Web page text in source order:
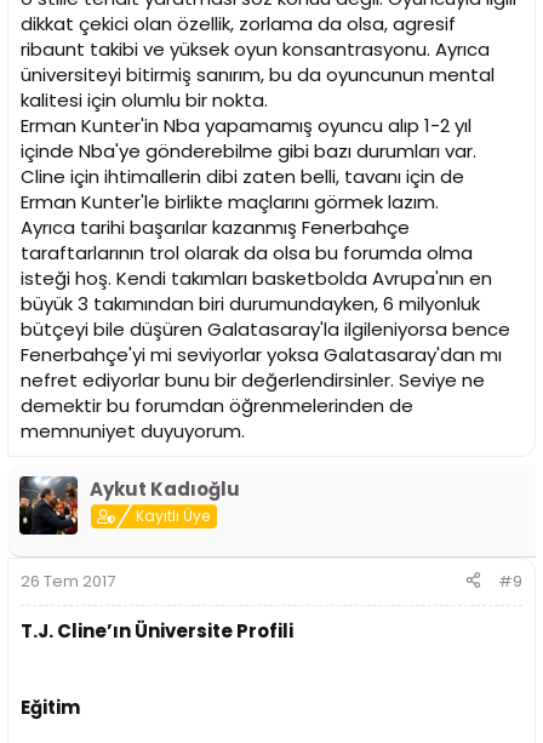
dikkat çekici olan özellik, zorlama da olsa, agresif
ribaunt takibi ve yüksek oyun konsantrasyonu. Ayrıca
üniversiteyi bitirmiş sanırım, bu da oyuncunun mental
kalitesi için olumlu bir nokta.
Erman Kunter'in Nba yapamamış oyuncu alıp 1-2 yıl
içinde Nba'ye gönderebilme gibi bazı durumları var.
Cline için ihtimallerin dibi zaten belli, tavanı için de
Erman Kunter'le birlikte maçlarını görmek lazım.
Ayrıca tarihi başarılar kazanmış Fenerbahçe
taraftarlarının trol olarak da olsa bu forumda olma
isteği hoş. Kendi takımları basketbolda Avrupa'nın en
büyük 3 takımından biri durumundayken, 6 milyonluk
bütçeyi bile düşüren Galatasaray'la ilgileniyorsa bence
Fenerbahçe'yi mi seviyorlar yoksa Galatasaray'dan mı
nefret ediyorlar bunu bir değerlendirsinler. Seviye ne
demektir bu forumdan öğrenmelerinden de
memnuniyet duyuyorum.
Aykut Kadıoğlu
Kayıtlı Üye
26 Tem 2017 #9
T.J. Cline’ın Üniversite Profili
Eğitim